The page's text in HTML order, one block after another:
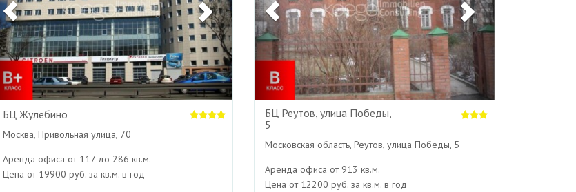
БЦ Жулебино
Москва, Привольная улица, 70
Аренда офиса от 117 до 286 кв.м.
Цена от 19900 руб. за кв.м. в год
БЦ Реутов, улица Победы,
5
Московская область, Реутов, улица Победы, 5
Аренда офиса от 913 кв.м.
Цена от 12200 руб. за кв.м. в год